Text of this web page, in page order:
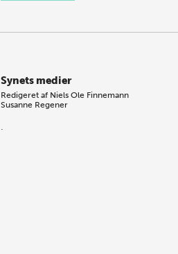
Synets medier
Redigeret af Niels Ole Finnemann
Susanne Regener
.